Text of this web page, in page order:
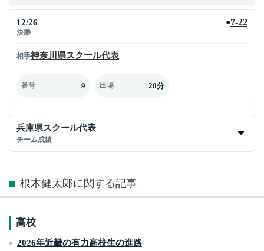
12/26
決勝
●7-22
相手神奈川県スクール代表
番号 9 出場 20分
兵庫県スクール代表
チーム成績
根木健太郎に関する記事
高校
2026年近畿の有力高校生の進路